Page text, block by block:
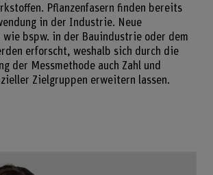
Pflanzenfasern finden bereits
in der Industrie. Neue
wie bspw. in der Bauindustrie oder dem
erforscht, weshalb sich durch die
der Messmethode auch Zahl und
Zielgruppen erweitern lassen.